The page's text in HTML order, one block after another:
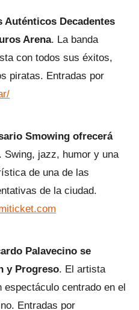
Auténticos Decadentes
Arena. La banda
con todos sus éxitos,
piratas. Entradas por
Smowing ofrecerá
. Swing, jazz, humor y una
de una de las
de la ciudad.
Palavecino se
y Progreso. El artista
espectáculo centrado en el
Entradas por